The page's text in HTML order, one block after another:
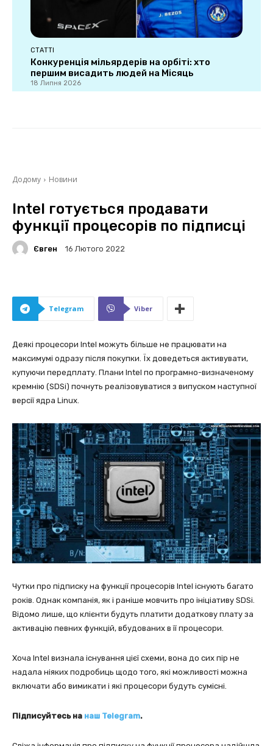
СТАТТІ
Конкуренція мільярдерів на орбіті: хто
першим висадить людей на Місяць
18 Липня 2026